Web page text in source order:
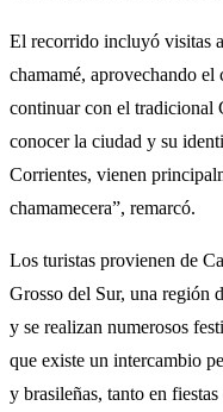
El recorrido incluyó visitas
chamamé, aprovechando
continuar con el tradicional
conocer la ciudad y su
Corrientes, vienen
chamamecera”, remarcó.
Los turistas provienen de
Grosso del Sur, una región
y se realizan numerosos
que existe un intercambio
y brasileñas, tanto en